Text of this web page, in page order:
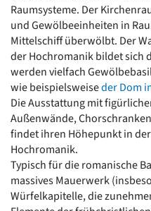
Raumsysteme. Der
und Gewölbeeinheiten in
Mittelschiff überwölbt. Der
der Hochromanik bildet sich
werden vielfach
wie beispielsweiseder Dom
Die Ausstattung mit
Außenwände,
findet ihren Höhepunkt in
Hochromanik.
Typisch für die romanische
massives Mauerwerk
Würfelkapitelle, die